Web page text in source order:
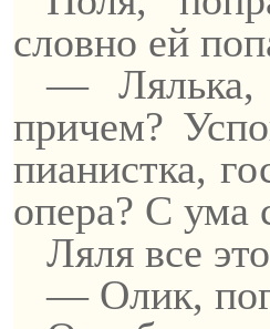
словно ей
— Лялька,
причем?
пианистка,
опера? С ума
Ляля все
— Олик,